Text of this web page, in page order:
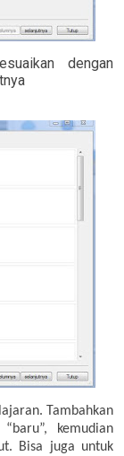
dengan
Tambahkan
kemudian
Bisa juga untuk